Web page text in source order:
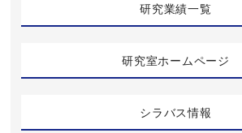
研究業績一覧
研究室ホームページ
シラバス情報